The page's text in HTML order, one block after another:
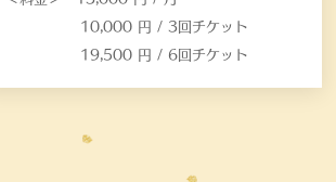
10,000 円 / 3回チケット
19,500 円 / 6回チケット